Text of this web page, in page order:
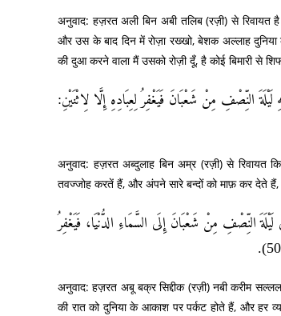
अनुवाद: हज़रत अली बिन अबी तलिब (रज़ी) से रिवायत
और उस के बाद दिन में रोज़ा रख्खो, बेशक अल्लाह
की दुआ करने वाला मैं उसको रोज़ी दूँ, है कोई बिमारी से
النِّصْفِ مِنْ شَعْبَانَ فَيَغْفِرُ لِعِبَادِهِ إِلَّا لِاثْنَيْنِ:
अनुवाद: हज़रत अब्दुलाह बिन अम्र (रज़ी) से रिवायत
तवज्जोह करतें हैं, और अंपने सारे बन्दों को माफ़ कर देते हैं,
النِّصْفِ مِنْ شَعْبَانَ إِلَى السَّمَاءِ الدُّنْيَا، فَيَغْفِرُ
अनुवाद: हज़रत अबू बक्र सिद्दीक (रज़ी) नबी करीम
की रात को दुनिया के आकाश पर पर्कट होते हैं, और हर